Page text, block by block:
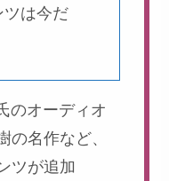
ツは今だ
のオーディオ
の名作など、
ツが追加